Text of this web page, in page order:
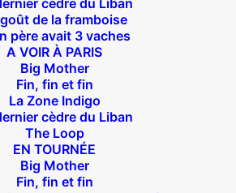
cèdre du Liban
de la framboise
père avait 3 vaches
A VOIR À PARIS
Big Mother
Fin, fin et fin
La Zone Indigo
cèdre du Liban
The Loop
EN TOURNÉE
Big Mother
Fin, fin et fin